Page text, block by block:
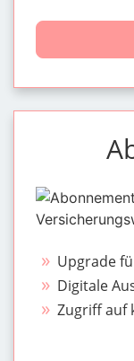
Upgrade
Digitale
Zugriff auf